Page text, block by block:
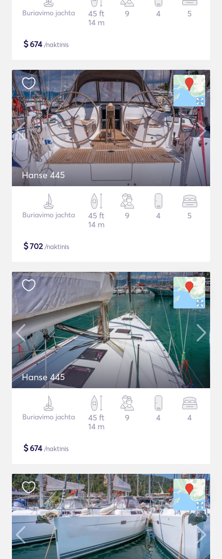
Buriavimo jachta
45 ft
14 m
9 4 5
$674/naktinis
Hanse 445
Buriavimo jachta
45 ft
14 m
9 4 5
$702/naktinis
Hanse 445
Buriavimo jachta
45 ft
14 m
9 4 4
$674/naktinis